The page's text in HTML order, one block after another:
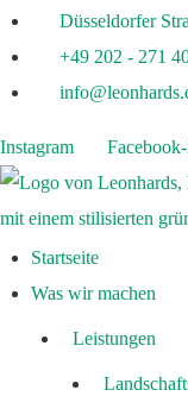
Düsseldorfer
+49 202 - 271
Instagram
Startseite
Was wir machen
Leistungen